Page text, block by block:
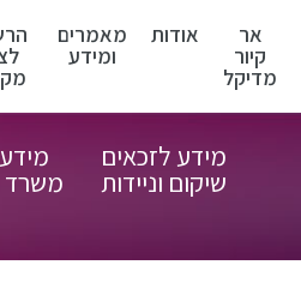
אר
קיור
מדיקל
אודות מאמרים
ומידע
מידע לזכאים
שיקום וניידות משרד